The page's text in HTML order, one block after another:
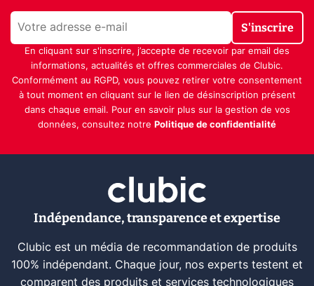
S'inscrire
En cliquant sur s'inscrire, j’accepte de recevoir par email des
informations, actualités et offres commerciales de Clubic.
Conformément au RGPD, vous pouvez retirer votre consentement
à tout moment en cliquant sur le lien de désinscription présent
dans chaque email. Pour en savoir plus sur la gestion de vos
données, consultez notre Politique de confidentialité
Indépendance, transparence et expertise
Clubic est un média de recommandation de produits
100% indépendant. Chaque jour, nos experts testent et
comparent des produits et services technologiques